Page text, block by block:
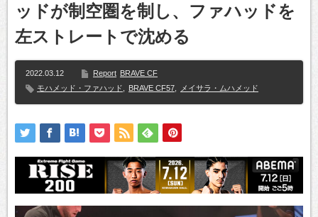
ッドが制空圏を制し、ファハッドを
左ストレートで沈める
2022.03.12 Report BRAVE CF
モハメッド・ファハッド
BRAVE CF57 メイサラ・ムハメッド